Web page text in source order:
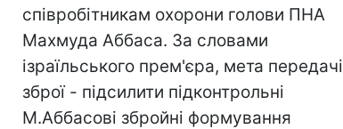
співробітникам охорони голови ПНА
Махмуда Аббаса. За словами
ізраїльського прем'єра, мета передачі
зброї - підсилити підконтрольні
М.Аббасові збройні формування